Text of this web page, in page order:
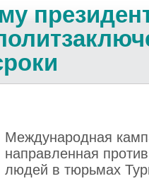
Международная
направленная
людей в тюрьмах